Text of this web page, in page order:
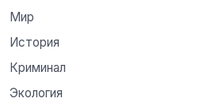
Мир
История
Криминал
Экология